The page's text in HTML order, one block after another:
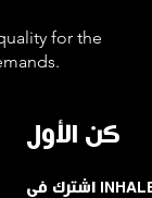
for the
كن الأول